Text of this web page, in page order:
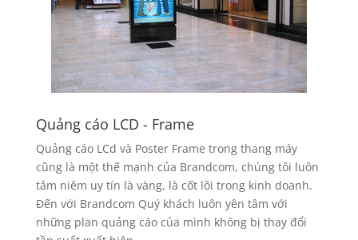
Quảng cáo LCD - Frame
Quảng cáo LCd và Poster Frame trong thang máy
cũng là một thế mạnh của Brandcom, chúng tôi luôn
tâm niêm uy tín là vàng, là cốt lõi trong kinh doanh.
Đến với Brandcom Quý khách luôn yên tâm với
những plan quảng cáo của mình không bị thay đổi